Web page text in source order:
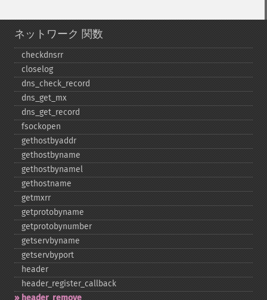
ネットワーク 関数
checkdnsrr
closelog
dns_​check_​record
dns_​get_​mx
dns_​get_​record
fsockopen
gethostbyaddr
gethostbyname
gethostbynamel
gethostname
getmxrr
getprotobyname
getprotobynumber
getservbyname
getservbyport
header
header_​register_​callback
header_​remove